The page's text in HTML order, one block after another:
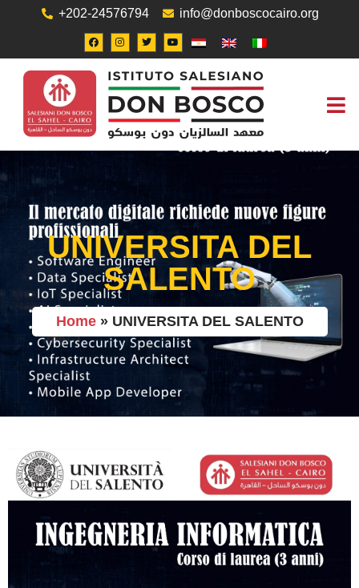
+202-24576794 info@donboscocairo.org
UNIVERSITA DEL
SALENTO
Home» UNIVERSITA DEL SALENTO